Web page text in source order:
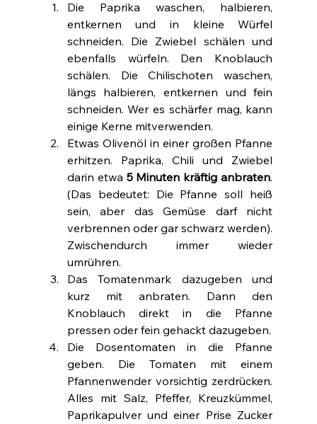
Die Paprika waschen, halbieren,
entkernen und in kleine Würfel
schneiden. Die Zwiebel schälen und
ebenfalls würfeln. Den Knoblauch
schälen. Die Chilischoten waschen,
längs halbieren, entkernen und fein
schneiden. Wer es schärfer mag, kann
einige Kerne mitverwenden.
Etwas Olivenöl in einer großen Pfanne
erhitzen. Paprika, Chili und Zwiebel
darin etwa 5 Minuten kräftig anbraten.
(Das bedeutet: Die Pfanne soll heiß
sein, aber das Gemüse darf nicht
verbrennen oder gar schwarz werden).
Zwischendurch immer wieder
umrühren.
Das Tomatenmark dazugeben und
kurz mit anbraten. Dann den
Knoblauch direkt in die Pfanne
pressen oder fein gehackt dazugeben.
Die Dosentomaten in die Pfanne
geben. Die Tomaten mit einem
Pfannenwender vorsichtig zerdrücken.
Alles mit Salz, Pfeffer, Kreuzkümmel,
Paprikapulver und einer Prise Zucker